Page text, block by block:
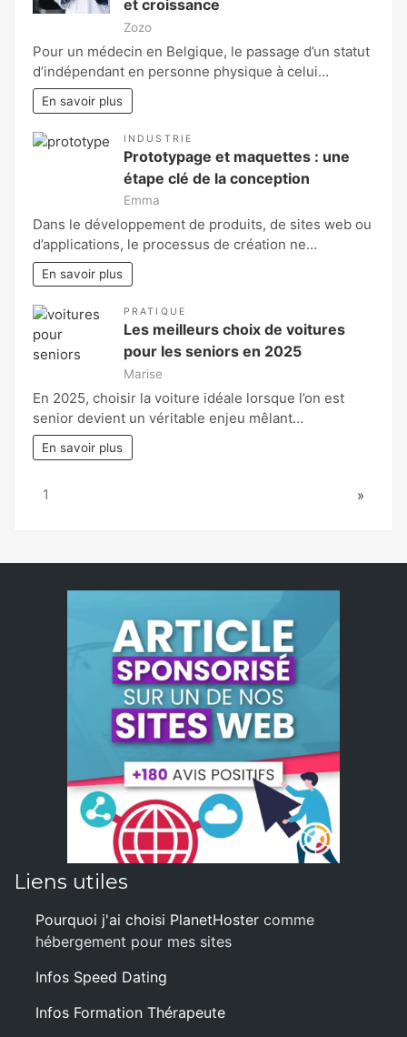
et croissance
Zozo
Pour un médecin en Belgique, le passage d’un statut
d’indépendant en personne physique à celui…
En savoir plus
INDUSTRIE
Prototypage et maquettes : une
étape clé de la conception
Emma
Dans le développement de produits, de sites web ou
d’applications, le processus de création ne…
En savoir plus
PRATIQUE
Les meilleurs choix de voitures
pour les seniors en 2025
Marise
En 2025, choisir la voiture idéale lorsque l’on est
senior devient un véritable enjeu mêlant…
En savoir plus
Page:
1 Next
»
Liens utiles
Pourquoi j'ai choisi PlanetHoster comme
hébergement pour mes sites
Infos Speed Dating
Infos Formation Thérapeute